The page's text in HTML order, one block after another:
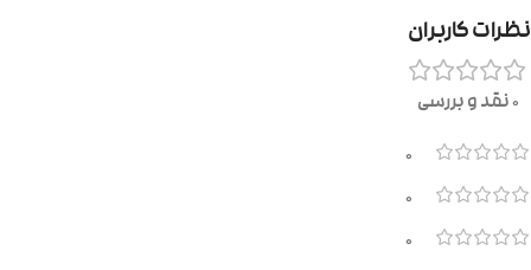
نظرات کاربران
0 نقد و بررسی
0
0
0